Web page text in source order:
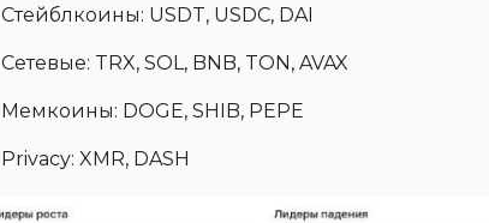
Стейблкоины: USDT, USDC, DAI
Сетевые: TRX, SOL, BNB, TON, AVAX
Мемкоины: DOGE, SHIB, PEPE
Privacy: XMR, DASH